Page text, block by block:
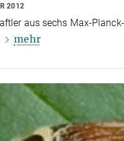
2012
aus sechs Max-
mehr